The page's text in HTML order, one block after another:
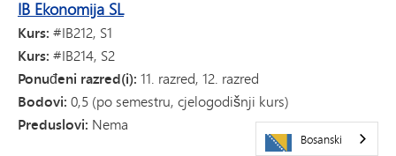
IB Ekonomija SL
Kurs: #IB212, S1
Kurs: #IB214, S2
Ponuđeni razred(i): 11. razred, 12. razred
Bodovi: 0,5 (po semestru, cjelogodišnji kurs)
Preduslovi: Nema
Bosanski